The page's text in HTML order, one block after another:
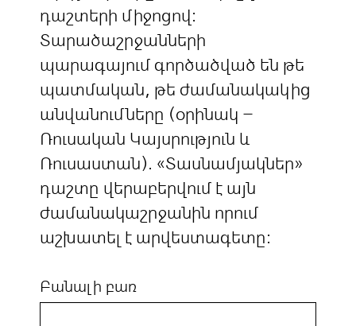
դաշտերի միջոցով:
Տարածաշրջանների
պարագայում գործածված են թե
պատմական, թե ժամանակակից
անվանումները (օրինակ –
Ռուսական Կայսրություն և
Ռուսաստան). «Տասնամյակներ»
դաշտը վերաբերվում է այն
ժամանակաշրջանին որում
աշխատել է արվեստագետը:
Բանալի բառ